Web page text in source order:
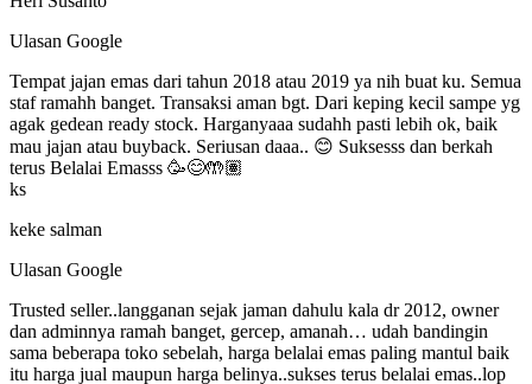
Ulasan Google
Tempat jajan emas dari tahun 2018 atau 2019 ya nih buat ku. Semua
staf ramahh banget. Transaksi aman bgt. Dari keping kecil sampe yg
agak gedean ready stock. Harganyaaa sudahh pasti lebih ok, baik
mau jajan atau buyback. Seriusan daaa.. 😊 Suksesss dan berkah
terus Belalai Emasss 🥳😊🤲🏽
ks
keke salman
Ulasan Google
Trusted seller..langganan sejak jaman dahulu kala dr 2012, owner
dan adminnya ramah banget, gercep, amanah… udah bandingin
sama beberapa toko sebelah, harga belalai emas paling mantul baik
itu harga jual maupun harga belinya..sukses terus belalai emas..lop